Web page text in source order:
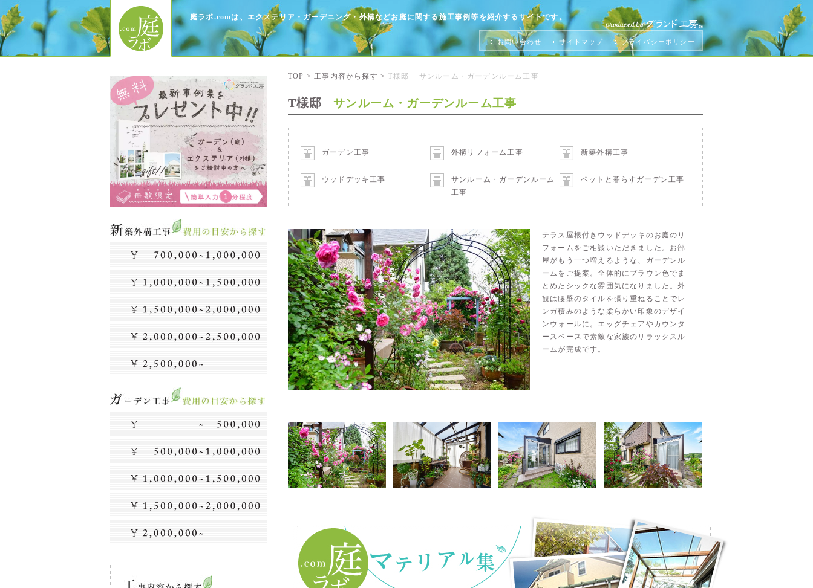
庭ラボ.comは、エクステリア・ガーデニング・外構などお庭に関する施工事例等を紹介するサイトです。
お問い合わせ サイトマップ プライバシーポリシー
TOP >工事内容から探す>T様邸 サンルーム・ガーデンルーム工事
T様邸サンルーム・ガーデンルーム工事
ガーデン工事 外構リフォーム工事 新築外構工事
ウッドデッキ工事
サンルーム・ガーデンルーム
工事
ペットと暮らすガーデン工事
テラス屋根付きウッドデッキのお庭のリ
フォームをご相談いただきました。お部
屋がもう一つ増えるような、ガーデンル
ームをご提案。全体的にブラウン色でま
とめたシックな雰囲気になりました。外
観は腰壁のタイルを張り重ねることでレ
ンガ積みのような柔らかい印象のデザイ
ンウォールに。エッグチェアやカウンタ
ースペースで素敵な家族のリラックスル
ームが完成です。